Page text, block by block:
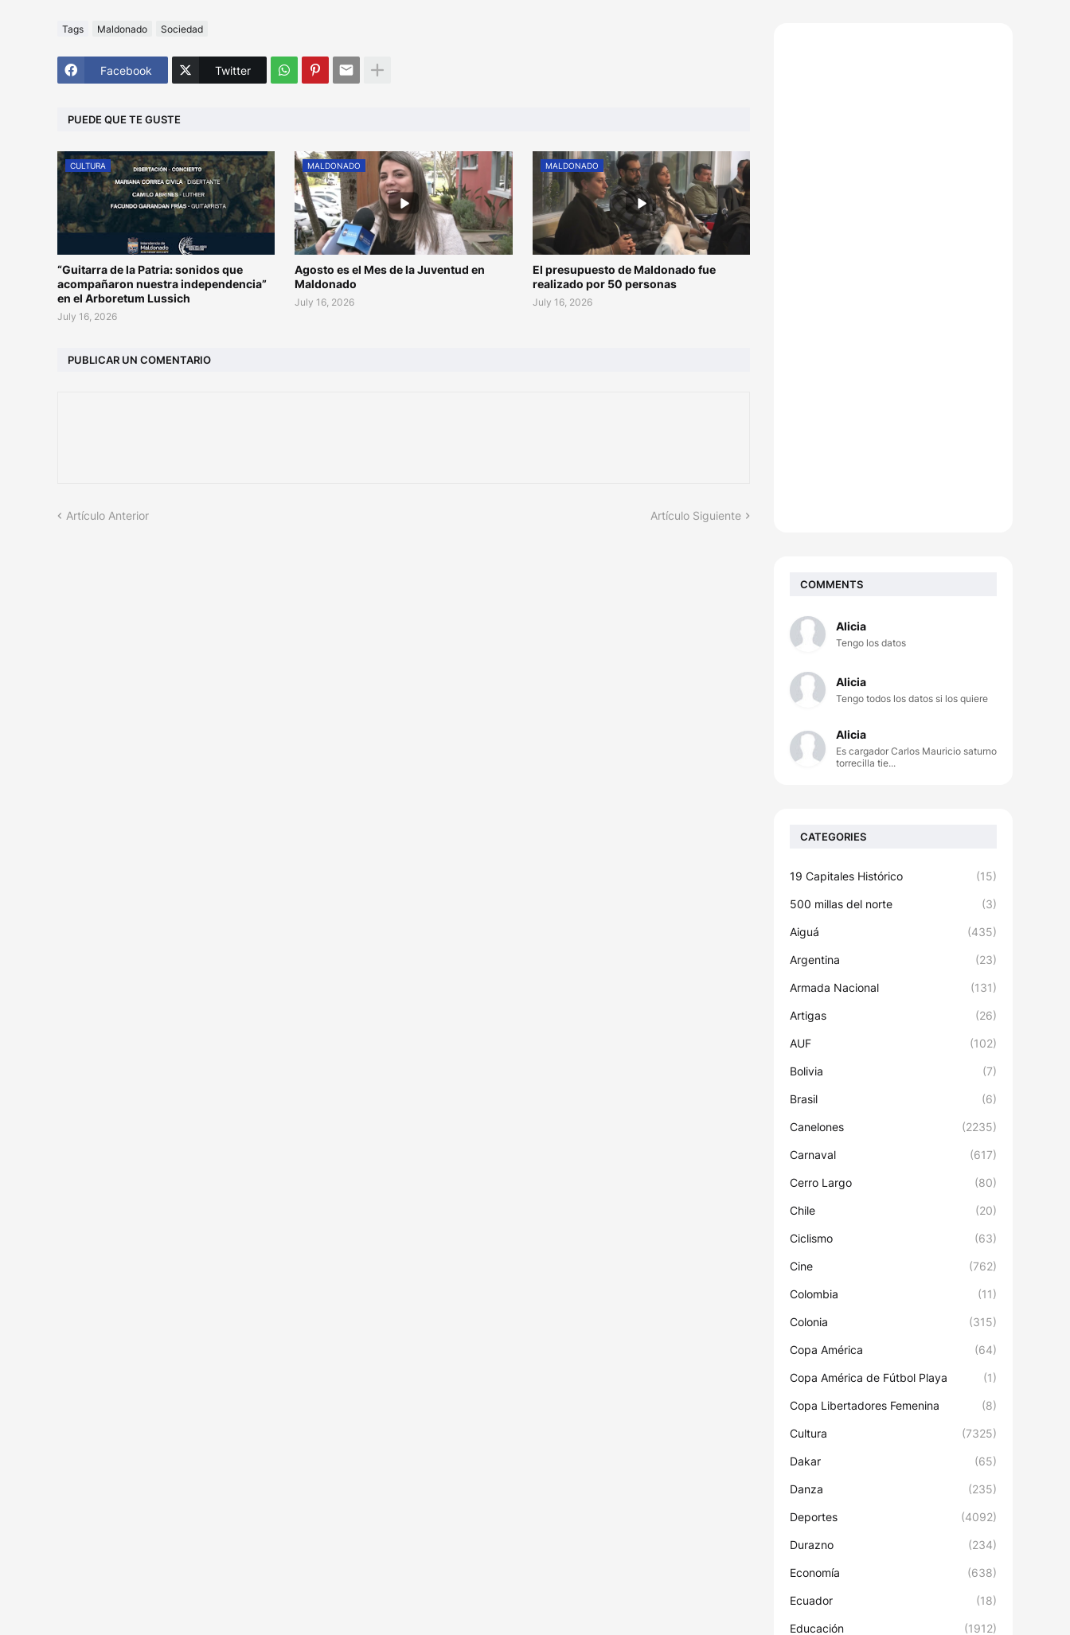
Tags Maldonado Sociedad
Facebook Twitter
PUEDE QUE TE GUSTE
CULTURA
“Guitarra de la Patria: sonidos que
acompañaron nuestra independencia”
en el Arboretum Lussich
July 16, 2026
MALDONADO
Agosto es el Mes de la Juventud en
Maldonado
July 16, 2026
MALDONADO
El presupuesto de Maldonado fue
realizado por 50 personas
July 16, 2026
PUBLICAR UN COMENTARIO
Artículo Anterior Artículo Siguiente
COMMENTS
Alicia
Tengo los datos
Alicia
Tengo todos los datos si los quiere
Alicia
Es cargador Carlos Mauricio saturno
torrecilla tie...
CATEGORIES
19 Capitales Histórico (15)
500 millas del norte (3)
Aiguá (435)
Argentina (23)
Armada Nacional (131)
Artigas (26)
AUF (102)
Bolivia (7)
Brasil (6)
Canelones (2235)
Carnaval (617)
Cerro Largo (80)
Chile (20)
Ciclismo (63)
Cine (762)
Colombia (11)
Colonia (315)
Copa América (64)
Copa América de Fútbol Playa (1)
Copa Libertadores Femenina (8)
Cultura (7325)
Dakar (65)
Danza (235)
Deportes (4092)
Durazno (234)
Economía (638)
Ecuador (18)
Educación (1912)